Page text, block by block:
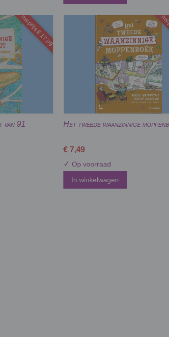
nw.prijs € 17.99
van 91
Het tweede waanzinnige
€ 7,49
✓ Op voorraad
In winkelwagen